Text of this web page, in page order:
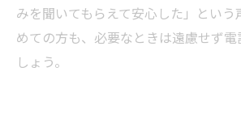
みを聞いてもらえて安心した」という
めての方も、必要なときは遠慮せず
しょう。